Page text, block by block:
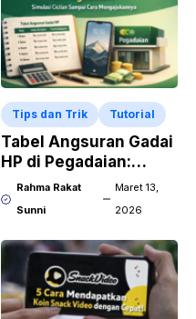
Tips dan Trik Tutorial
Tabel Angsuran Gadai
HP di Pegadaian:
Simulasi Cicilan
Sampai Cara
Rahma Rakat
Sunni
Maret 13,
2026